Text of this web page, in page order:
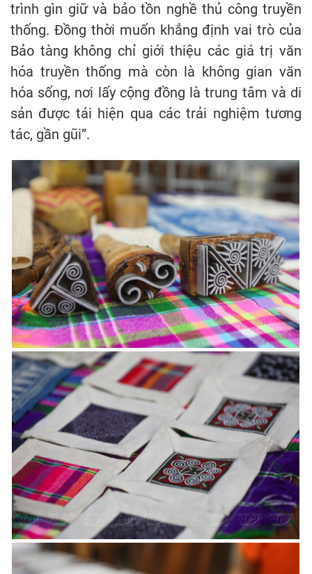
trình gìn giữ và bảo tồn nghề thủ công truyền
thống. Đồng thời muốn khẳng định vai trò của
Bảo tàng không chỉ giới thiệu các giá trị văn
hóa truyền thống mà còn là không gian văn
hóa sống, nơi lấy cộng đồng là trung tâm và di
sản được tái hiện qua các trải nghiệm tương
tác, gần gũi”.